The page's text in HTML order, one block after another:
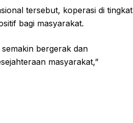
tersebut, koperasi di tingkat
bagi masyarakat.
bergerak dan
masyarakat,”